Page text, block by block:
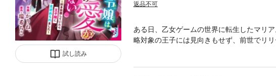
試し読み
返品不可
ある日、乙女ゲームの世界に転生したマリ
略対象の王子には見向きもせず、前世でリ
じめる悪役令嬢に転生していたことが発